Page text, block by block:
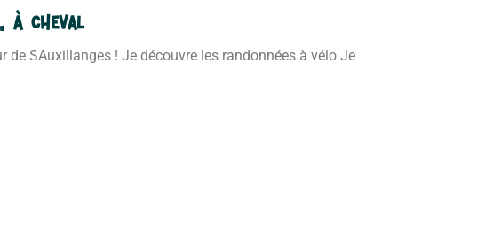
à cheval
de SAuxillanges ! Je découvre les randonnées à vélo Je